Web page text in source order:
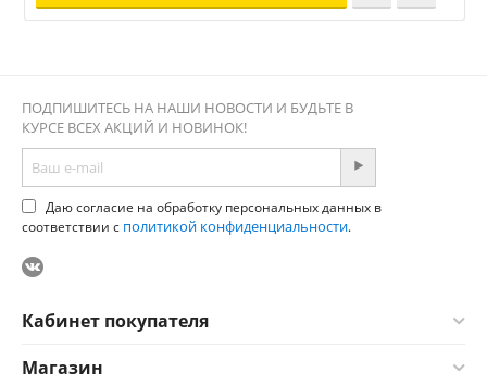
ПОДПИШИТЕСЬ НА НАШИ НОВОСТИ И БУДЬТЕ В
КУРСЕ ВСЕХ АКЦИЙ И НОВИНОК!
Даю согласие на обработку персональных данных в
соответствии с политикой конфиденциальности.
Кабинет покупателя
Магазин